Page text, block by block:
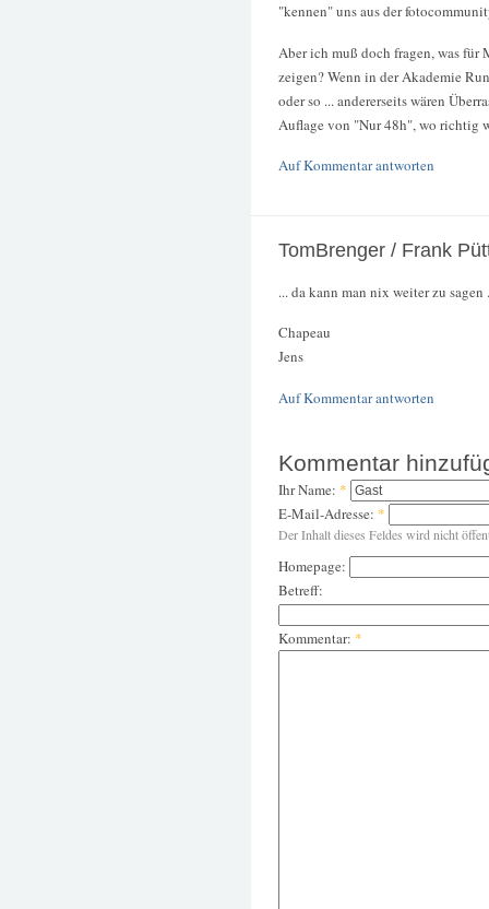
"kennen" uns aus der
Aber ich muß doch fragen, was
zeigen? Wenn in der Akademie
oder so ... andererseits wären
Auflage von "Nur 48h", wo richtig
Auf Kommentar antworten
TomBrenger / Frank
... da kann man nix weiter zu sagen
Chapeau
Jens
Auf Kommentar antworten
Kommentar
Ihr Name: *
E-Mail-Adresse: *
Der Inhalt dieses Feldes wird nicht
Homepage:
Betreff:
Kommentar: *